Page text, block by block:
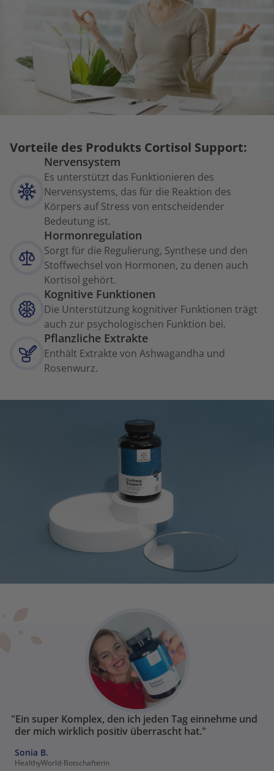
Vorteile des Produkts Cortisol Support:
Nervensystem
Es unterstützt das Funktionieren des
Nervensystems, das für die Reaktion des
Körpers auf Stress von entscheidender
Bedeutung ist.
Hormonregulation
Sorgt für die Regulierung, Synthese und den
Stoffwechsel von Hormonen, zu denen auch
Kortisol gehört.
Kognitive Funktionen
Die Unterstützung kognitiver Funktionen trägt
auch zur psychologischen Funktion bei.
Pflanzliche Extrakte
Enthält Extrakte von Ashwagandha und
Rosenwurz.
"Ein super Komplex, den ich jeden Tag einnehme und
der mich wirklich positiv überrascht hat."
Sonia B.
HealthyWorld-Botschafterin